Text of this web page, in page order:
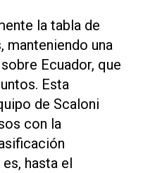
la tabla de
manteniendo una
Ecuador, que
Esta
de Scaloni
con la
hasta el